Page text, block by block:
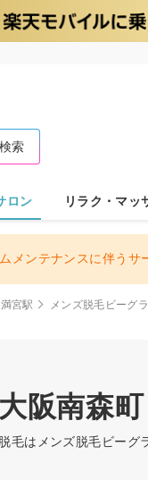
索
ロン リラク・マッ
メンテナンスに伴う
宮駅 メンズ脱毛ビーグ
阪南森町
毛はメンズ脱毛ビーグ